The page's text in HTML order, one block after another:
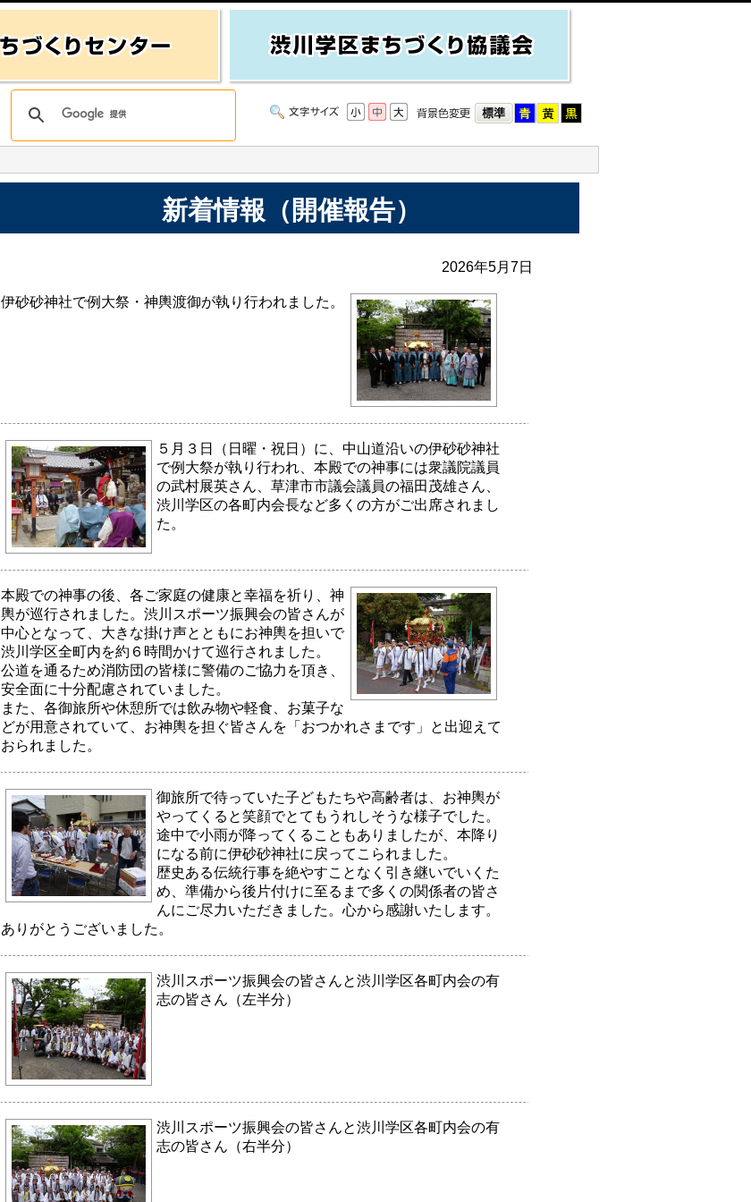
新着情報（開催報告）
2026年5月7日
伊砂砂神社で例大祭・神輿渡御が執り行われました。
５月３日（日曜・祝日）に、中山道沿いの伊砂砂神社
で例大祭が執り行われ、本殿での神事には衆議院議員
の武村展英さん、草津市市議会議員の福田茂雄さん、
渋川学区の各町内会長など多くの方がご出席されまし
た。
本殿での神事の後、各ご家庭の健康と幸福を祈り、神
輿が巡行されました。渋川スポーツ振興会の皆さんが
中心となって、大きな掛け声とともにお神輿を担いで
渋川学区全町内を約６時間かけて巡行されました。
公道を通るため消防団の皆様に警備のご協力を頂き、
安全面に十分配慮されていました。
また、各御旅所や休憩所では飲み物や軽食、お菓子な
どが用意されていて、お神輿を担ぐ皆さんを「おつかれさまです」と出迎えて
おられました。
御旅所で待っていた子どもたちや高齢者は、お神輿が
やってくると笑顔でとてもうれしそうな様子でした。
途中で小雨が降ってくることもありましたが、本降り
になる前に伊砂砂神社に戻ってこられました。
歴史ある伝統行事を絶やすことなく引き継いでいくた
め、準備から後片付けに至るまで多くの関係者の皆さ
んにご尽力いただきました。心から感謝いたします。
ありがとうございました。
渋川スポーツ振興会の皆さんと渋川学区各町内会の有
志の皆さん（左半分）
渋川スポーツ振興会の皆さんと渋川学区各町内会の有
志の皆さん（右半分）